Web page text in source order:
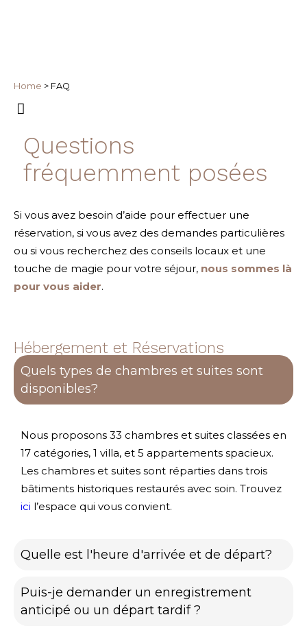
Home > FAQ
Questions
fréquemment posées
Si vous avez besoin d’aide pour effectuer une
réservation, si vous avez des demandes particulières
ou si vous recherchez des conseils locaux et une
touche de magie pour votre séjour, nous sommes là
pour vous aider.
Hébergement et Réservations
Quels types de chambres et suites sont
disponibles?
Nous proposons 33 chambres et suites classées en
17 catégories, 1 villa, et 5 appartements spacieux.
Les chambres et suites sont réparties dans trois
bâtiments historiques restaurés avec soin. Trouvez
ici l’espace qui vous convient.
Quelle est l'heure d'arrivée et de départ?
Puis-je demander un enregistrement
anticipé ou un départ tardif ?